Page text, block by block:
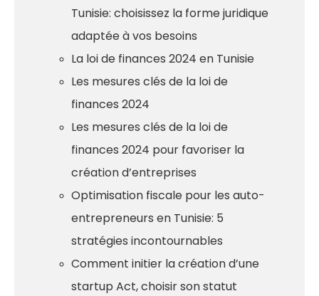
Tunisie: choisissez la forme juridique
adaptée à vos besoins
La loi de finances 2024 en Tunisie
Les mesures clés de la loi de
finances 2024
Les mesures clés de la loi de
finances 2024 pour favoriser la
création d’entreprises
Optimisation fiscale pour les auto-
entrepreneurs en Tunisie: 5
stratégies incontournables
Comment initier la création d’une
startup Act, choisir son statut